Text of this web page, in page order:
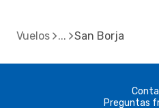
Vuelos San Borja
Preguntas